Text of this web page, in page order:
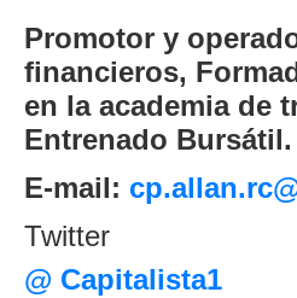
Promotor y
financieros,
en la academia de
Entrenado Bursátil.
E-mail:
Twitter
@ Capitalista1